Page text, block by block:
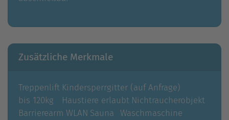
Zusätzliche Merkmale
Treppenlift
bis 120kg
Kindersperrgitter (auf Anfrage)
Haustiere erlaubt Nichtraucherobjekt
Barrierearm WLAN Sauna
Waschmaschine